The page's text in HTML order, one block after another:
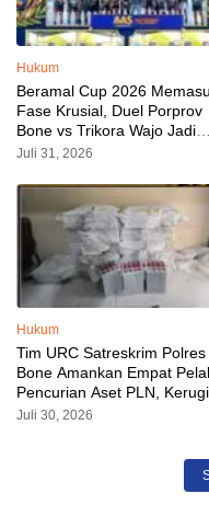
Hukum
Beramal Cup 2026
Fase Krusial, Duel Porprov
Bone vs Trikora Wajo Jadi
Sorotan Malam Ini
Juli 31, 2026
Hukum
Tim URC Satreskrim Polres
Bone Amankan Empat
Pencurian Aset PLN,
Ditaksir Capai Rp 3 Milyar
Juli 30, 2026